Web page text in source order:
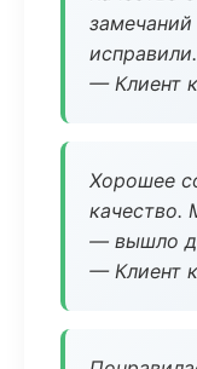
исправили.
— Клиент
Хорошее
качество.
— вышло
— Клиент